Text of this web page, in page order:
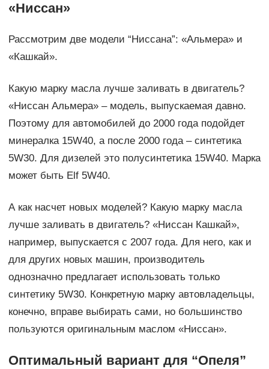
«Ниссан»
Рассмотрим две модели “Ниссана”: «Альмера» и
«Кашкай».
Какую марку масла лучше заливать в двигатель?
«Ниссан Альмера» – модель, выпускаемая давно.
Поэтому для автомобилей до 2000 года подойдет
минералка 15W40, а после 2000 года – синтетика
5W30. Для дизелей это полусинтетика 15W40. Марка
может быть Elf 5W40.
А как насчет новых моделей? Какую марку масла
лучше заливать в двигатель? «Ниссан Кашкай»,
например, выпускается с 2007 года. Для него, как и
для других новых машин, производитель
однозначно предлагает использовать только
синтетику 5W30. Конкретную марку автовладельцы,
конечно, вправе выбирать сами, но большинство
пользуются оригинальным маслом «Ниссан».
Оптимальный вариант для “Опеля”